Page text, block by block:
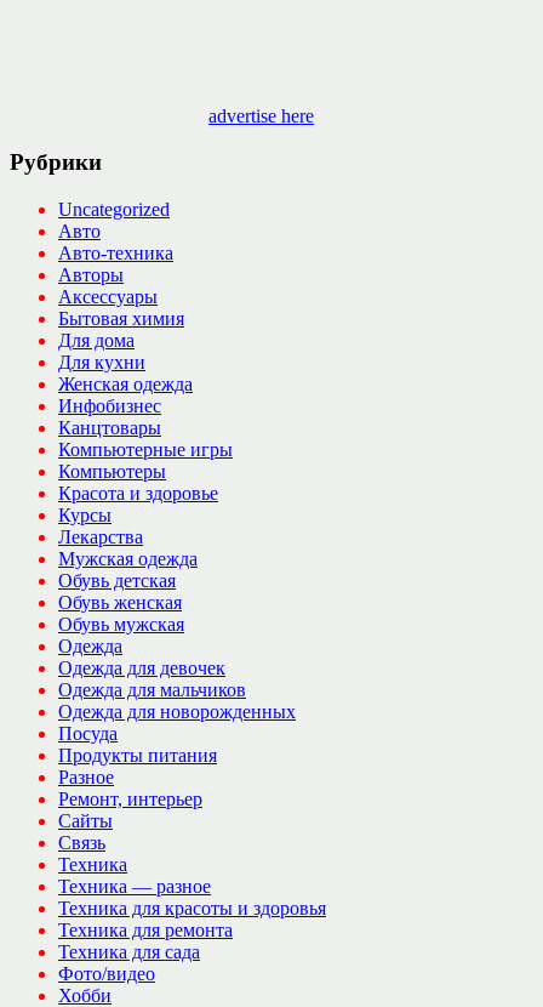
advertise here
Рубрики
Uncategorized
Авто
Авто-техника
Авторы
Аксессуары
Бытовая химия
Для дома
Для кухни
Женская одежда
Инфобизнес
Канцтовары
Компьютерные игры
Компьютеры
Красота и здоровье
Курсы
Лекарства
Мужская одежда
Обувь детская
Обувь женская
Обувь мужская
Одежда
Одежда для девочек
Одежда для мальчиков
Одежда для новорожденных
Посуда
Продукты питания
Разное
Ремонт, интерьер
Сайты
Связь
Техника
Техника — разное
Техника для красоты и здоровья
Техника для ремонта
Техника для сада
Фото/видео
Хобби